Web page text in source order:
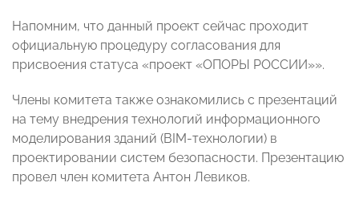
Напомним, что данный проект сейчас проходит
официальную процедуру согласования для
присвоения статуса «проект «ОПОРЫ РОССИИ»».
Члены комитета также ознакомились с презентаций
на тему внедрения технологий информационного
моделирования зданий (BIM-технологии) в
проектировании систем безопасности. Презентацию
провел член комитета Антон Левиков.